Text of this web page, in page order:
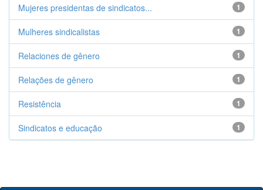
1
Mujeres presidentas de sindicatos...
1
Mulheres sindicalistas
1
Relaciones de gênero
1
Relações de gênero
1
Resistência
1
Sindicatos e educação